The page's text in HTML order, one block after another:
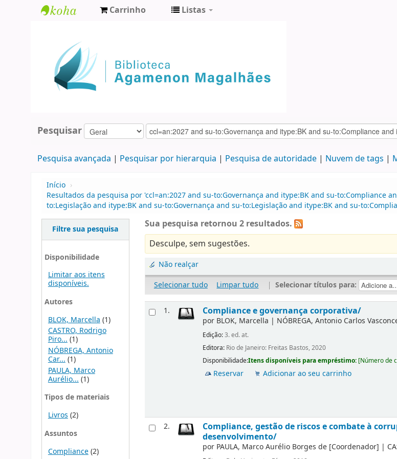
Agamenon
Magalhães
Carrinho Listas
Pesquisar
Pesquisa avançada Pesquisar por hierarquia Pesquisa de autoridade Nuvem de tags
Início ›
Resultados da pesquisa por 'ccl=an:2027 and su-to:Governança and itype:BK and su-to:Compliance
to:Legislação and itype:BK and su-to:Governança and su-to:Legislação and itype:BK and su-
Filtre sua pesquisa
Disponibilidade
Limitar aos itens
disponíveis.
Autores
BLOK, Marcella (1)
CASTRO, Rodrigo
Piro...(1)
NÓBREGA, Antonio
Car... (1)
PAULA, Marco
Aurélio... (1)
Tipos de materiais
Livros (2)
Assuntos
Compliance(2)
Sua pesquisa retornou 2 resultados.
Desculpe, sem sugestões.
Não realçar
Selecionar tudo
Limpar tudo | Selecionar títulos para:
1. Compliance e governança corporativa/
por BLOK, Marcella | NÓBREGA, Antonio Carlos
Edição:3. ed. at.
Editora: Rio de Janeiro: Freitas Bastos, 2020
Disponibilidade:Itens disponíveis para empréstimo: [Número de
Reservar Adicionar ao seu carrinho
2.
Compliance, gestão de riscos e combate à
desenvolvimento/
por PAULA, Marco Aurélio Borges de [Coordenador] |